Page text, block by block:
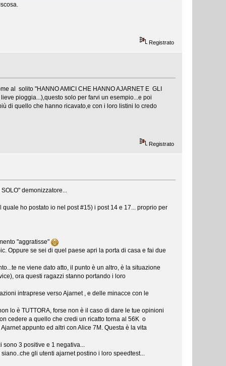
Registrato
al solito "HANNO AMICI CHE HANNO AJARNET E GLI
pioggia...),questo solo per farvi un esempio...e poi
di quello che hanno ricavato,e con i loro listini lo credo
Registrato
demonizzatore...
ho postato io nel post #15) i post 14 e 17... proprio per
"aggratisse"
Oppure se sei di quel paese apri la porta di casa e fai due
ne viene dato atto, il punto è un altro, è la situazione
ora questi ragazzi stanno portando i loro
intraprese verso Ajarnet , e delle minacce con le
lo è TUTTORA, forse non è il caso di dare le tue opinioni
cedere a quello che credi un ricatto torna al 56K o
appunto ed altri con Alice 7M. Questa è la vita
sono 3 positive e 1 negativa...
gli utenti ajarnet postino i loro speedtest...